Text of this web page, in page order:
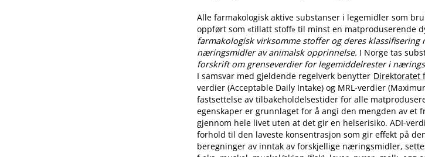
Alle farmakologisk aktive substanser i legemidler som
oppført som «tillatt stoff» til minst en matproduserende
farmakologisk virksomme stoffer og deres
næringsmidler av animalsk opprinnelse. I Norge tas
forskrift om grenseverdier for legemiddelrester i
I samsvar med gjeldende regelverk benytter Direktoratet
verdier (Acceptable Daily Intake) og MRL-verdier
fastsettelse av tilbakeholdelsestider for alle
egenskaper er grunnlaget for å angi den mengden av et
gjennom hele livet uten at det gir en helserisiko. ADI-
forhold til den laveste konsentrasjon som gir effekt på
beregninger av inntak av forskjellige næringsmidler,